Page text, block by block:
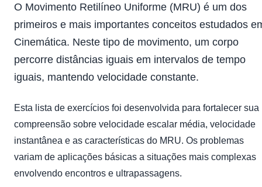
O Movimento Retilíneo Uniforme (MRU) é um dos
primeiros e mais importantes conceitos estudados
Cinemática. Neste tipo de movimento, um corpo
percorre distâncias iguais em intervalos de tempo
iguais, mantendo velocidade constante.
Esta lista de exercícios foi desenvolvida para fortalecer sua
compreensão sobre velocidade escalar média, velocidade
instantânea e as características do MRU. Os problemas
variam de aplicações básicas a situações mais complexas
envolvendo encontros e ultrapassagens.